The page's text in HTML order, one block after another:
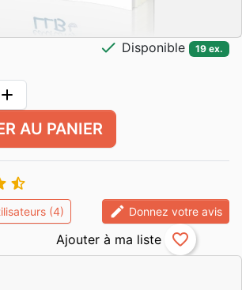
check Disponible 19 ex.
add
AU PANIER

(4) edit Donnez votre avis
favorite_border